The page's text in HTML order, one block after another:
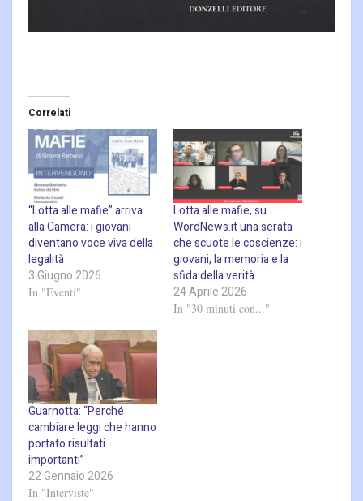
Correlati
“Lotta alle mafie” arriva
alla Camera: i giovani
diventano voce viva della
legalità
3 Giugno 2026
In "Eventi"
Lotta alle mafie, su
WordNews.it una serata
che scuote le coscienze: i
giovani, la memoria e la
sfida della verità
24 Aprile 2026
In "30 minuti con..."
Guarnotta: “Perché
cambiare leggi che hanno
portato risultati
importanti”
22 Gennaio 2026
In "Interviste"